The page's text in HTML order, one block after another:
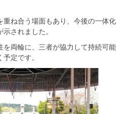
ね合う場面もあり、今後の一体化
されました。
を両輪に、三者が協力して持続可能
定です。